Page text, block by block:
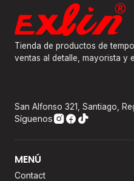
Tienda de productos de
ventas al detalle, mayorista y
San Alfonso 321, Santiago,
Síguenos
MENÚ
Contact